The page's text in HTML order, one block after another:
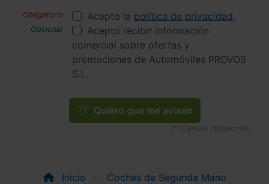
Acepto la política de privacidad.
Acepto recibir información
comercial sobre ofertas y
promociones de Automóviles PROVOS
S.L.
Quiero que me avisen
Inicio
Coches de Segunda Mano